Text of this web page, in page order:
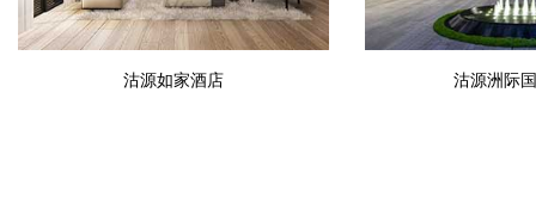
沽源如家酒店 沽源洲际